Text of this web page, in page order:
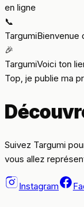
en ligne
📞
TargumiBienvenue
🎉
TargumiVoici ton
Top, je publie ma
Suivez Targumi
vous allez
Instagram